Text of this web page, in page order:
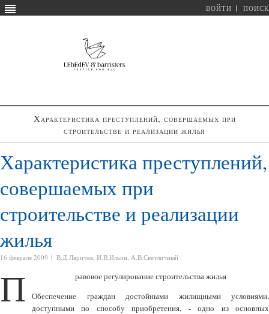
ВОЙТИ ПОИСК
Характеристика преступлений, совершаемых при
строительстве и реализации жилья
Характеристика преступлений,
совершаемых при
строительстве и реализации
жилья
16 февраля 2009 В.Д.Ларичев, И.В.Ильин, А.В.Светличный
П
равовое регулирование строительства жилья
Обеспечение граждан достойными жилищными условиями,
доступными по способу приобретения, - одно из основных